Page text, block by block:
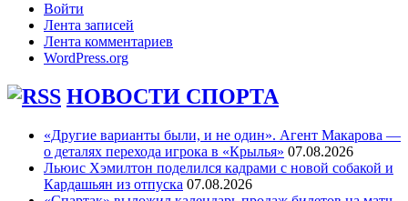
Войти
Лента записей
Лента комментариев
WordPress.org
НОВОСТИ СПОРТА
«Другие варианты были, и не один». Агент Макарова —
о деталях перехода игрока в «Крылья» 07.08.2026
Льюис Хэмилтон поделился кадрами с новой собакой и
Кардашьян из отпуска 07.08.2026